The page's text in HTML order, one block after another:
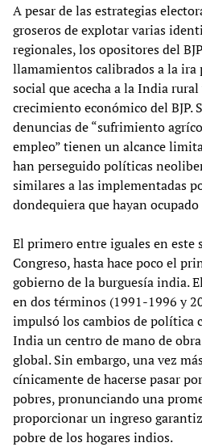
A pesar de las estrategias
groseros de explotar varias
regionales, los opositores del
llamamientos calibrados a la ira
social que acecha a la India
crecimiento económico del BJP.
denuncias de “sufrimiento
empleo” tienen un alcance
han perseguido políticas
similares a las implementadas
dondequiera que hayan ocupado
El primero entre iguales en este
Congreso, hasta hace poco el
gobierno de la burguesía india.
en dos términos (1991-1996 y
impulsó los cambios de política
India un centro de mano de
global. Sin embargo, una vez
cínicamente de hacerse pasar
pobres, pronunciando una
proporcionar un ingreso
pobre de los hogares indios.